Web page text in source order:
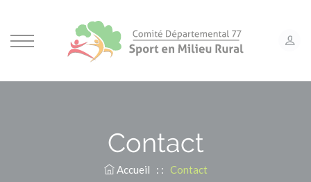
Contact
Accueil : : Contact